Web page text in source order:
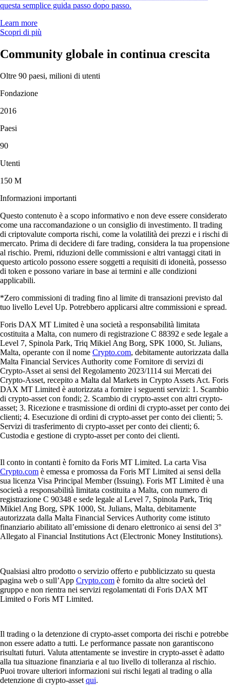
questa semplice guida passo dopo passo.
Learn more
Scopri di più
Community globale in continua crescita
Oltre 90 paesi, milioni di utenti
Fondazione
2016
Paesi
90
Utenti
150 M
Informazioni importanti
Questo contenuto è a scopo informativo e non deve essere considerato
come una raccomandazione o un consiglio di investimento. Il trading
di criptovalute comporta rischi, come la volatilità dei prezzi e i rischi di
mercato. Prima di decidere di fare trading, considera la tua propensione
al rischio. Premi, riduzioni delle commissioni e altri vantaggi citati in
questo articolo possono essere soggetti a requisiti di idoneità, possesso
di token e possono variare in base ai termini e alle condizioni
applicabili.
*Zero commissioni di trading fino al limite di transazioni previsto dal
tuo livello Level Up. Potrebbero applicarsi altre commissioni e spread.
Foris DAX MT Limited è una società a responsabilità limitata
costituita a Malta, con numero di registrazione C 88392 e sede legale a
Level 7, Spinola Park, Triq Mikiel Ang Borg, SPK 1000, St. Julians,
Malta, operante con il nome Crypto.com, debitamente autorizzata dalla
Malta Financial Services Authority come Fornitore di servizi di
Crypto-Asset ai sensi del Regolamento 2023/1114 sui Mercati dei
Crypto-Asset, recepito a Malta dal Markets in Crypto Assets Act. Foris
DAX MT Limited è autorizzata a fornire i seguenti servizi: 1. Scambio
di crypto-asset con fondi; 2. Scambio di crypto-asset con altri crypto-
asset; 3. Ricezione e trasmissione di ordini di crypto-asset per conto dei
clienti; 4. Esecuzione di ordini di crypto-asset per conto dei clienti; 5.
Servizi di trasferimento di crypto-asset per conto dei clienti; 6.
Custodia e gestione di crypto-asset per conto dei clienti.
Il conto in contanti è fornito da Foris MT Limited. La carta Visa
Crypto.com è emessa e promossa da Foris MT Limited ai sensi della
sua licenza Visa Principal Member (Issuing). Foris MT Limited è una
società a responsabilità limitata costituita a Malta, con numero di
registrazione C 90348 e sede legale al Level 7, Spinola Park, Triq
Mikiel Ang Borg, SPK 1000, St. Julians, Malta, debitamente
autorizzata dalla Malta Financial Services Authority come istituto
finanziario abilitato all’emissione di denaro elettronico ai sensi del 3°
Allegato al Financial Institutions Act (Electronic Money Institutions).
Qualsiasi altro prodotto o servizio offerto e pubblicizzato su questa
pagina web o sull’App Crypto.com è fornito da altre società del
gruppo e non rientra nei servizi regolamentati di Foris DAX MT
Limited o Foris MT Limited.
Il trading o la detenzione di crypto-asset comporta dei rischi e potrebbe
non essere adatto a tutti. Le performance passate non garantiscono
risultati futuri. Valuta attentamente se investire in crypto-asset è adatto
alla tua situazione finanziaria e al tuo livello di tolleranza al rischio.
Puoi trovare ulteriori informazioni sui rischi legati al trading o alla
detenzione di crypto-asset qui.